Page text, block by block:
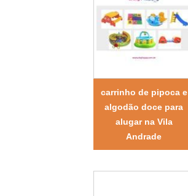
carrinho de pipoca e
algodão doce para
alugar na Vila
Andrade